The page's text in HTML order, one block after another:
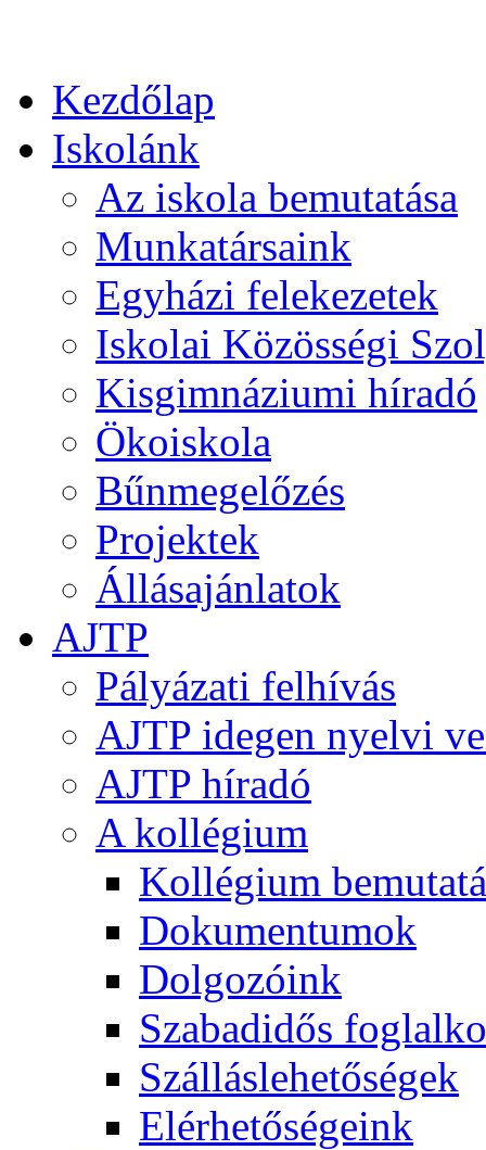
Kezdőlap
Iskolánk
Az iskola bemutatása
Munkatársaink
Egyházi felekezetek
Iskolai Közösségi
Kisgimnáziumi híradó
Ökoiskola
Bűnmegelőzés
Projektek
Állásajánlatok
AJTP
Pályázati felhívás
AJTP idegen nyelvi
AJTP híradó
A kollégium
Kollégium
Dokumentumok
Dolgozóink
Szabadidős
Szálláslehetőségek
Elérhetőségeink